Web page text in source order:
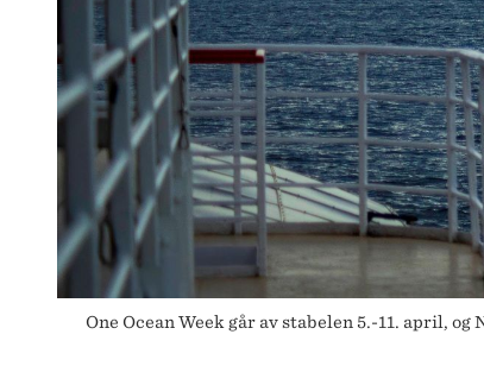
One Ocean Week går av stabelen 5.-11. april,